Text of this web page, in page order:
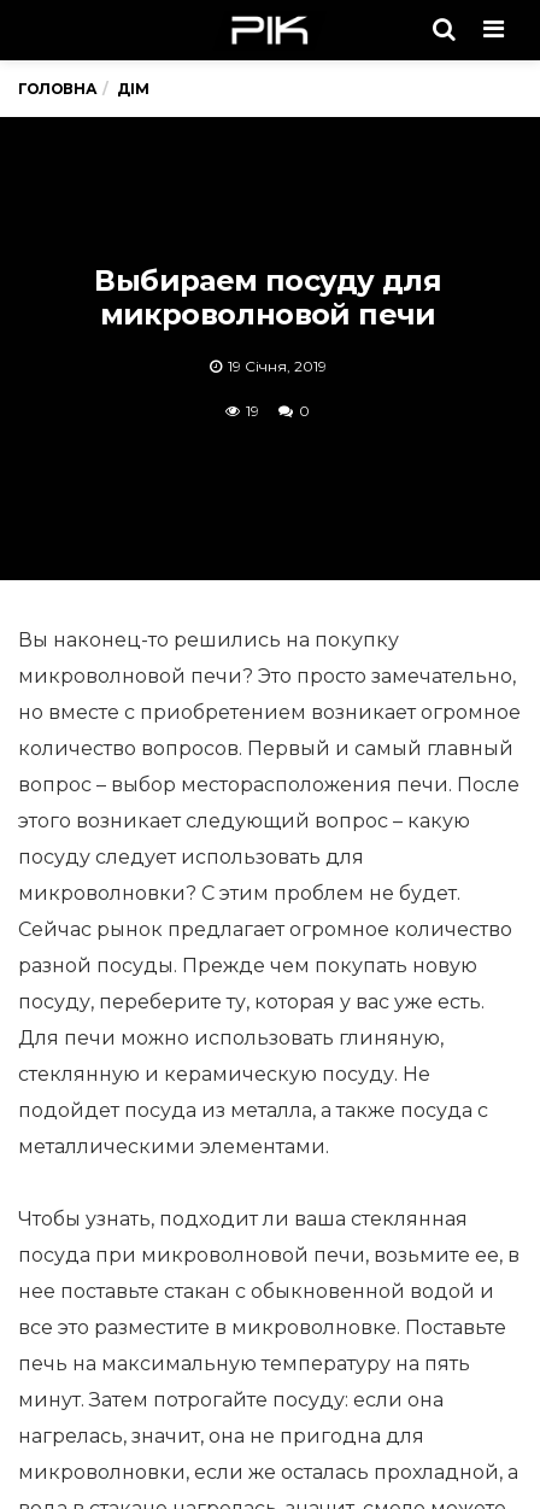
ГОЛОВНА ДІМ
Выбираем посуду для
микроволновой печи
19 Січня, 2019
19 0
Вы наконец-то решились на покупку
микроволновой печи? Это просто замечательно,
но вместе с приобретением возникает огромное
количество вопросов. Первый и самый главный
вопрос – выбор месторасположения печи. После
этого возникает следующий вопрос – какую
посуду следует использовать для
микроволновки? С этим проблем не будет.
Сейчас рынок предлагает огромное количество
разной посуды. Прежде чем покупать новую
посуду, переберите ту, которая у вас уже есть.
Для печи можно использовать глиняную,
стеклянную и керамическую посуду. Не
подойдет посуда из металла, а также посуда с
металлическими элементами.
Чтобы узнать, подходит ли ваша стеклянная
посуда при микроволновой печи, возьмите ее, в
нее поставьте стакан с обыкновенной водой и
все это разместите в микроволновке. Поставьте
печь на максимальную температуру на пять
минут. Затем потрогайте посуду: если она
нагрелась, значит, она не пригодна для
микроволновки, если же осталась прохладной, а